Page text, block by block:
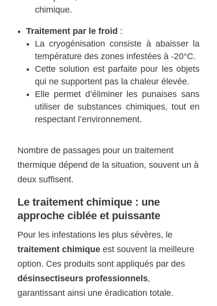
chimique.
Traitement par le froid :
La cryogénisation consiste à abaisser la
température des zones infestées à -20°C.
Cette solution est parfaite pour les objets
qui ne supportent pas la chaleur élevée.
Elle permet d’éliminer les punaises sans
utiliser de substances chimiques, tout en
respectant l’environnement.
Nombre de passages pour un traitement
thermique dépend de la situation, souvent un à
deux suffisent.
Le traitement chimique : une
approche ciblée et puissante
Pour les infestations les plus sévères, le
traitement chimique est souvent la meilleure
option. Ces produits sont appliqués par des
désinsectiseurs professionnels,
garantissant ainsi une éradication totale.